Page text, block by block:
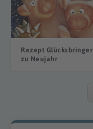
Rezept Glücksbringer
zu Neujahr